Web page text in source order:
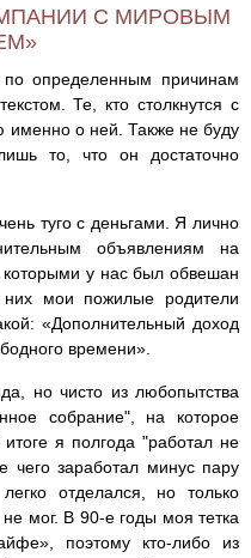
С МИРОВЫМ
определенным причинам
Те, кто столкнутся с
именно о ней. Также не буду
то, что он достаточно
туго с деньгами. Я лично
объявлениям на
которыми у нас был обвешан
мои пожилые родители
«Дополнительный доход
времени».
но чисто из любопытства
собрание", на которое
я полгода "работал не
чего заработал минус пару
отделался, но только
мог. В 90-е годы моя тетка
поэтому кто-либо из